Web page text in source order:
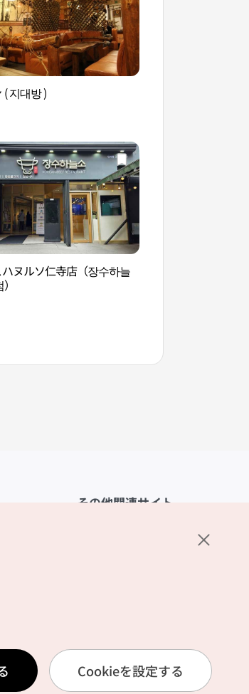
지대방 )
ヌルソ仁寺店（장수하늘
その他関連サイト
Cookieを設定する